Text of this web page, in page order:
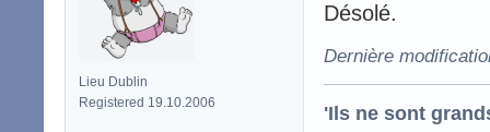
Lieu Dublin
Registered 19.10.2006
Désolé.
Dernière
'Ils ne sont